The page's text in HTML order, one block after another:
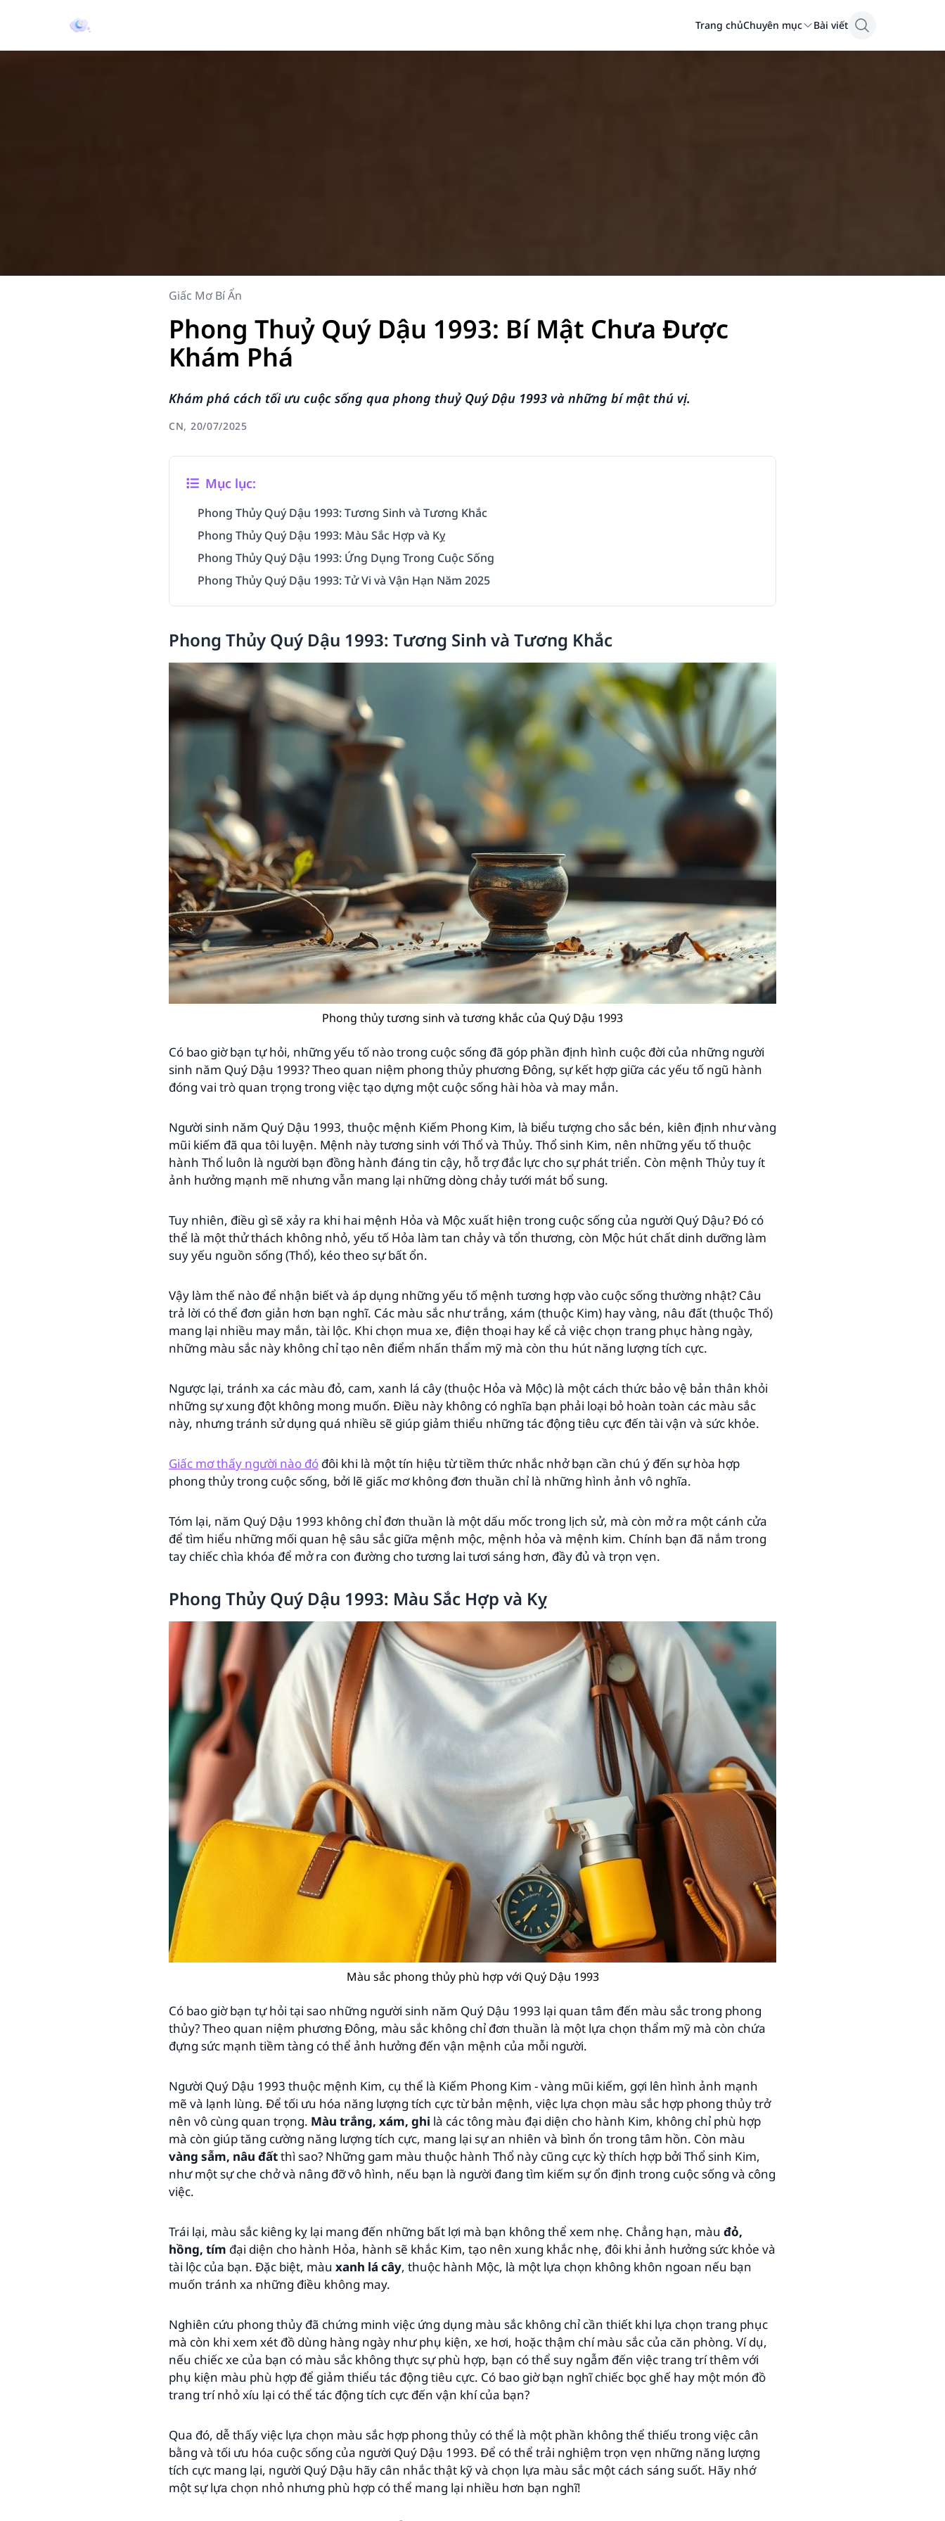
Trang chủChuyên mục Bài viết
Giấc Mơ Bí Ẩn
Phong Thuỷ Quý Dậu 1993: Bí Mật Chưa Được
Khám Phá
Khám phá cách tối ưu cuộc sống qua phong thuỷ Quý Dậu 1993 và những bí mật thú vị.
CN, 20/07/2025
Mục lục:
Phong Thủy Quý Dậu 1993: Tương Sinh và Tương Khắc
Phong Thủy Quý Dậu 1993: Màu Sắc Hợp và Kỵ
Phong Thủy Quý Dậu 1993: Ứng Dụng Trong Cuộc Sống
Phong Thủy Quý Dậu 1993: Tử Vi và Vận Hạn Năm 2025
Phong Thủy Quý Dậu 1993: Tương Sinh và Tương Khắc
Phong thủy tương sinh và tương khắc của Quý Dậu 1993
Có bao giờ bạn tự hỏi, những yếu tố nào trong cuộc sống đã góp phần định hình cuộc đời của những người
sinh năm Quý Dậu 1993? Theo quan niệm phong thủy phương Đông, sự kết hợp giữa các yếu tố ngũ hành
đóng vai trò quan trọng trong việc tạo dựng một cuộc sống hài hòa và may mắn.
Người sinh năm Quý Dậu 1993, thuộc mệnh Kiếm Phong Kim, là biểu tượng cho sắc bén, kiên định như vàng
mũi kiếm đã qua tôi luyện. Mệnh này tương sinh với Thổ và Thủy. Thổ sinh Kim, nên những yếu tố thuộc
hành Thổ luôn là người bạn đồng hành đáng tin cậy, hỗ trợ đắc lực cho sự phát triển. Còn mệnh Thủy tuy ít
ảnh hưởng mạnh mẽ nhưng vẫn mang lại những dòng chảy tưới mát bổ sung.
Tuy nhiên, điều gì sẽ xảy ra khi hai mệnh Hỏa và Mộc xuất hiện trong cuộc sống của người Quý Dậu? Đó có
thể là một thử thách không nhỏ, yếu tố Hỏa làm tan chảy và tổn thương, còn Mộc hút chất dinh dưỡng làm
suy yếu nguồn sống (Thổ), kéo theo sự bất ổn.
Vậy làm thế nào để nhận biết và áp dụng những yếu tố mệnh tương hợp vào cuộc sống thường nhật? Câu
trả lời có thể đơn giản hơn bạn nghĩ. Các màu sắc như trắng, xám (thuộc Kim) hay vàng, nâu đất (thuộc Thổ)
mang lại nhiều may mắn, tài lộc. Khi chọn mua xe, điện thoại hay kể cả việc chọn trang phục hàng ngày,
những màu sắc này không chỉ tạo nên điểm nhấn thẩm mỹ mà còn thu hút năng lượng tích cực.
Ngược lại, tránh xa các màu đỏ, cam, xanh lá cây (thuộc Hỏa và Mộc) là một cách thức bảo vệ bản thân khỏi
những sự xung đột không mong muốn. Điều này không có nghĩa bạn phải loại bỏ hoàn toàn các màu sắc
này, nhưng tránh sử dụng quá nhiều sẽ giúp giảm thiểu những tác động tiêu cực đến tài vận và sức khỏe.
Giấc mơ thấy người nào đó đôi khi là một tín hiệu từ tiềm thức nhắc nhở bạn cần chú ý đến sự hòa hợp
phong thủy trong cuộc sống, bởi lẽ giấc mơ không đơn thuần chỉ là những hình ảnh vô nghĩa.
Tóm lại, năm Quý Dậu 1993 không chỉ đơn thuần là một dấu mốc trong lịch sử, mà còn mở ra một cánh cửa
để tìm hiểu những mối quan hệ sâu sắc giữa mệnh mộc, mệnh hỏa và mệnh kim. Chính bạn đã nắm trong
tay chiếc chìa khóa để mở ra con đường cho tương lai tươi sáng hơn, đầy đủ và trọn vẹn.
Phong Thủy Quý Dậu 1993: Màu Sắc Hợp và Kỵ
Màu sắc phong thủy phù hợp với Quý Dậu 1993
Có bao giờ bạn tự hỏi tại sao những người sinh năm Quý Dậu 1993 lại quan tâm đến màu sắc trong phong
thủy? Theo quan niệm phương Đông, màu sắc không chỉ đơn thuần là một lựa chọn thẩm mỹ mà còn chứa
đựng sức mạnh tiềm tàng có thể ảnh hưởng đến vận mệnh của mỗi người.
Người Quý Dậu 1993 thuộc mệnh Kim, cụ thể là Kiếm Phong Kim - vàng mũi kiếm, gợi lên hình ảnh mạnh
mẽ và lạnh lùng. Để tối ưu hóa năng lượng tích cực từ bản mệnh, việc lựa chọn màu sắc hợp phong thủy trở
nên vô cùng quan trọng. Màu trắng, xám, ghi là các tông màu đại diện cho hành Kim, không chỉ phù hợp
mà còn giúp tăng cường năng lượng tích cực, mang lại sự an nhiên và bình ổn trong tâm hồn. Còn màu
vàng sẫm, nâu đấtthì sao? Những gam màu thuộc hành Thổ này cũng cực kỳ thích hợp bởi Thổ sinh Kim,
như một sự che chở và nâng đỡ vô hình, nếu bạn là người đang tìm kiếm sự ổn định trong cuộc sống và công
việc.
Trái lại, màu sắc kiêng kỵ lại mang đến những bất lợi mà bạn không thể xem nhẹ. Chẳng hạn, màu đỏ,
hồng, tím đại diện cho hành Hỏa, hành sẽ khắc Kim, tạo nên xung khắc nhẹ, đôi khi ảnh hưởng sức khỏe và
tài lộc của bạn. Đặc biệt, màu xanh lá cây, thuộc hành Mộc, là một lựa chọn không khôn ngoan nếu bạn
muốn tránh xa những điều không may.
Nghiên cứu phong thủy đã chứng minh việc ứng dụng màu sắc không chỉ cần thiết khi lựa chọn trang phục
mà còn khi xem xét đồ dùng hàng ngày như phụ kiện, xe hơi, hoặc thậm chí màu sắc của căn phòng. Ví dụ,
nếu chiếc xe của bạn có màu sắc không thực sự phù hợp, bạn có thể suy ngẫm đến việc trang trí thêm với
phụ kiện màu phù hợp để giảm thiểu tác động tiêu cực. Có bao giờ bạn nghĩ chiếc bọc ghế hay một món đồ
trang trí nhỏ xíu lại có thể tác động tích cực đến vận khí của bạn?
Qua đó, dễ thấy việc lựa chọn màu sắc hợp phong thủy có thể là một phần không thể thiếu trong việc cân
bằng và tối ưu hóa cuộc sống của người Quý Dậu 1993. Để có thể trải nghiệm trọn vẹn những năng lượng
tích cực mang lại, người Quý Dậu hãy cân nhắc thật kỹ và chọn lựa màu sắc một cách sáng suốt. Hãy nhớ
một sự lựa chọn nhỏ nhưng phù hợp có thể mang lại nhiều hơn bạn nghĩ!